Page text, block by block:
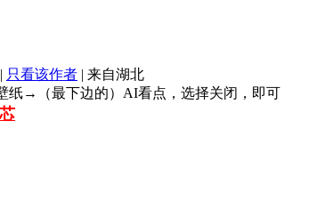
| 只看该作者 | 来自湖北
→（最下边的）AI看点，选择关闭，即可